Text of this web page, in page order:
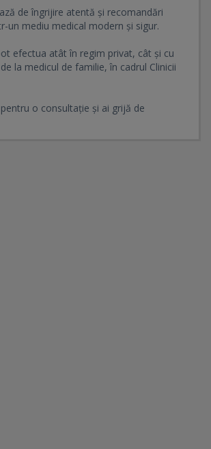
de îngrijire atentă și recomandări
un mediu medical modern și sigur.
efectua atât în regim privat, cât și cu
la medicul de familie, în cadrul Clinicii
o consultație și ai grijă de